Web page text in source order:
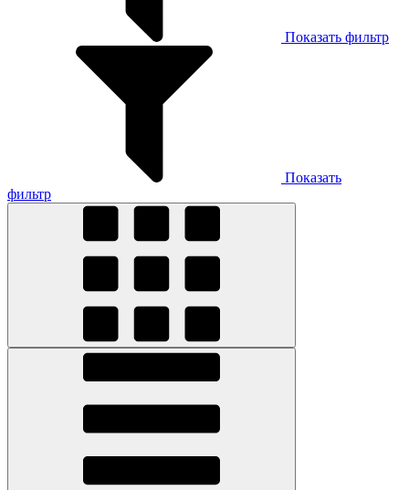
Показать фильтр
Показать
фильтр